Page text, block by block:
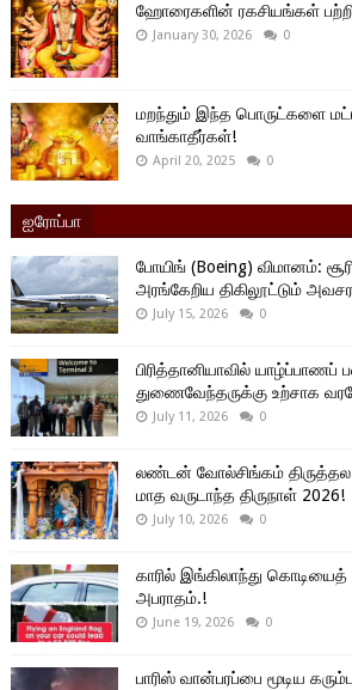
ஹோரைகளின் ரகசியங்கள் பற்றி
January 30, 2026 0
மறந்தும் இந்த பொருட்களை
வாங்காதீர்கள்!
April 20, 2025 0
ஐரோப்பா
போயிங் (Boeing) விமானம்:
அரங்கேறிய திகிலூட்டும்
July 15, 2026 0
பிரித்தானியாவில்
துணைவேந்தருக்கு உற்சாக
July 11, 2026 0
லண்டன் வோல்சிங்கம்
மாத வருடாந்த திருநாள் 2026!
July 10, 2026 0
காரில் இங்கிலாந்து
அபராதம்.!
June 19, 2026 0
பாரிஸ் வான்பரப்பை மூடிய